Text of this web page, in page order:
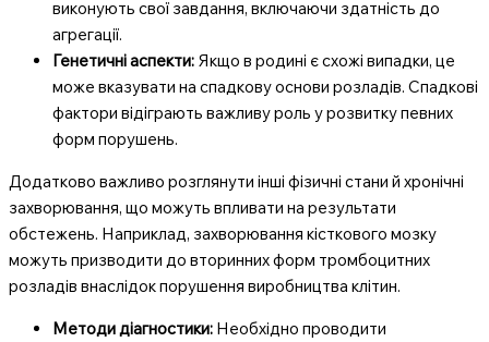
виконують свої завдання, включаючи здатність до
агрегації.
Генетичні аспекти: Якщо в родині є схожі випадки, це
може вказувати на спадкову основи розладів. Спадкові
фактори відіграють важливу роль у розвитку певних
форм порушень.
Додатково важливо розглянути інші фізичні стани й хронічні
захворювання, що можуть впливати на результати
обстежень. Наприклад, захворювання кісткового мозку
можуть призводити до вторинних форм тромбоцитних
розладів внаслідок порушення виробництва клітин.
Методи діагностики: Необхідно проводити